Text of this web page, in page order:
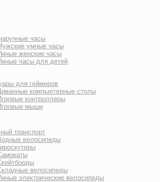
часы
умные часы
женские часы
часы для детей
для геймеров
компьютерные столы
контроллеры
мыши
транспорт
велосипеды
велосипеды
электрические велосипеды